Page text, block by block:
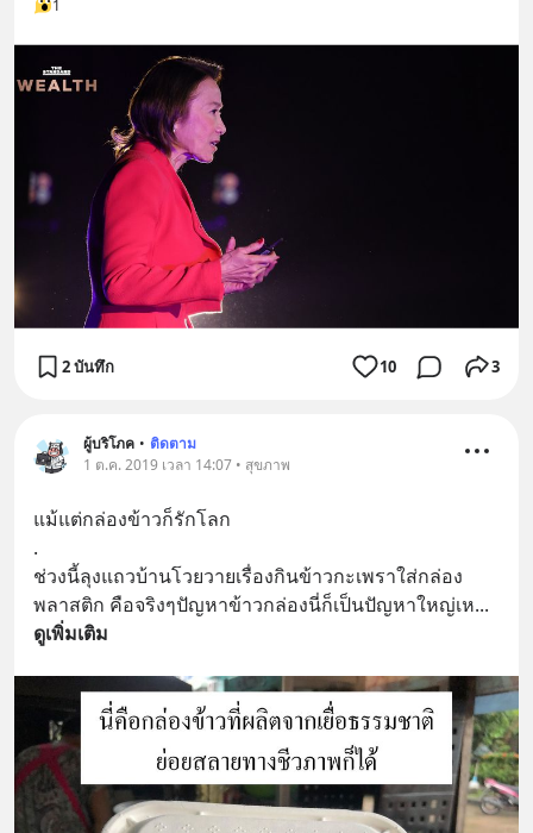
1
2 บันทึก 10 3
ผู้บริโภค • ติดตาม
1 ต.ค. 2019 เวลา 14:07 • สุขภาพ
แม้แต่กล่องข้าวก็รักโลก
.
ช่วงนี้ลุงแถวบ้านโวยวายเรื่องกินข้าวกะเพราใส่กล่อง
พลาสติก คือจริงๆปัญหาข้าวกล่องนี่ก็เป็นปัญหาใหญ่เห...
ดูเพิ่มเติม